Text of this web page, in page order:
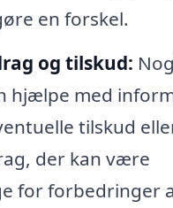
en forskel.
og tilskud:
hjælpe med
tilskud
der kan være
for forbedringer